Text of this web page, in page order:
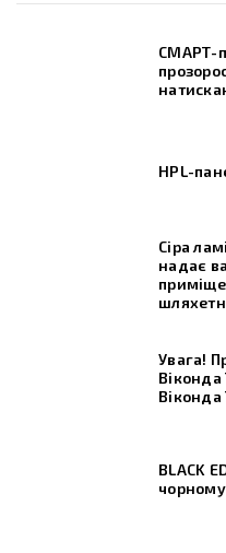
СМАРТ-
HPL-
Сіра
надає
Увага!
Віконда
Віконда
BLACK
чорному